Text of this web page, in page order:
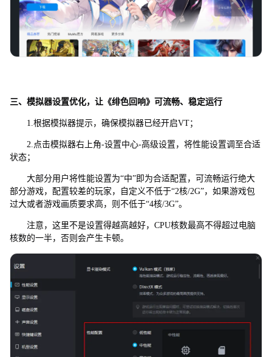
三、模拟器设置优化，让《绯色回响》可流畅、稳定运行
1.根据模拟器提示，确保模拟器已经开启VT；
2.点击模拟器右上角-设置中心-高级设置，将性能设置调至合适
状态；
大部分用户将性能设置为“中”即为合适配置，可流畅运行绝大
部分游戏，配置较差的玩家，自定义不低于“2核/2G”，如果游戏包
过大或者游戏画质要求高，则不低于“4核/3G”。
注意，这里不是设置得越高越好，CPU核数最高不得超过电脑
核数的一半，否则会产生卡顿。